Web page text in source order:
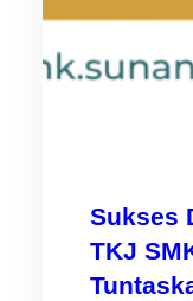
Sukses
TKJ